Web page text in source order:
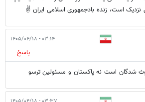
نزدیک است، زنده بادجمهوری اسلامی ایران ✌
۰۳:۱۴ - ۱۴۰۵/۰۴/۱۸
پاسخ
شدگان است نه پاکستان و مسئولین ترسو